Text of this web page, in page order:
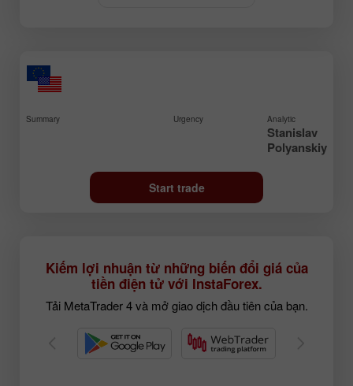
Summary Urgency Analytic
Stanislav
Polyanskiy
Start trade
Kiếm lợi nhuận từ những biến đổi giá của
tiền điện tử với InstaForex.
Tải MetaTrader 4 và mở giao dịch đầu tiên của bạn.